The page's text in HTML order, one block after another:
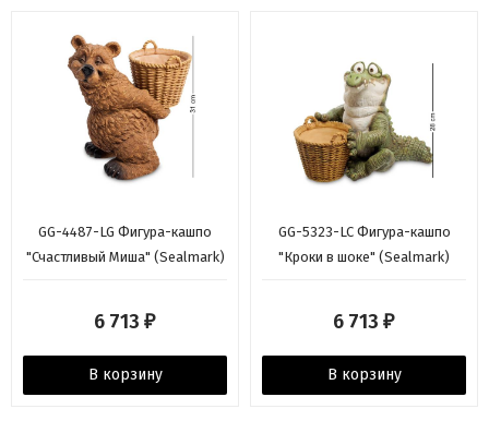
GG-4487-LG Фигура-кашпо
"Счастливый Миша" (Sealmark)
6 713 ₽
В корзину
GG-5323-LC Фигура-кашпо
"Кроки в шоке" (Sealmark)
6 713 ₽
В корзину